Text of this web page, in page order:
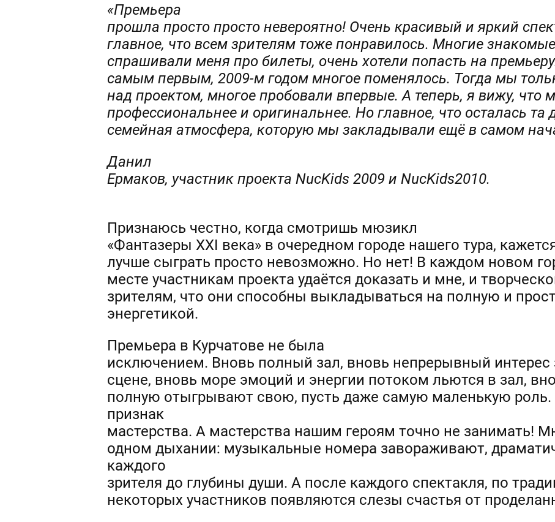
«Премьера
прошла просто просто невероятно! Очень красивый и яркий
главное, что всем зрителям тоже понравилось. Многие
спрашивали меня про билеты, очень хотели попасть на
самым первым, 2009-м годом многое поменялось. Тогда мы
над проектом, многое пробовали впервые. А теперь, я вижу, что
профессиональнее и оригинальнее. Но главное, что осталась та
семейная атмосфера, которую мы закладывали ещё в самом
Данил
Ермаков, участник проекта NucKids 2009 и NucKids2010.
Признаюсь честно, когда смотришь мюзикл
«Фантазеры XXI века» в очередном городе нашего тура,
лучше сыграть просто невозможно. Но нет! В каждом новом
месте участникам проекта удаётся доказать и мне, и
зрителям, что они способны выкладываться на полную и
энергетикой.
Премьера в Курчатове не была
исключением. Вновь полный зал, вновь непрерывный интерес
сцене, вновь море эмоций и энергии потоком льются в зал,
полную отыгрывают свою, пусть даже самую маленькую роль.
признак
мастерства. А мастерства нашим героям точно не занимать!
одном дыхании: музыкальные номера завораживают,
каждого
зрителя до глубины души. А после каждого спектакля, по
некоторых участников появляются слезы счастья от